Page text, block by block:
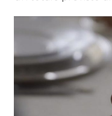
RICERCHE
PREVISIONI/SCENARI
NORMATIVE